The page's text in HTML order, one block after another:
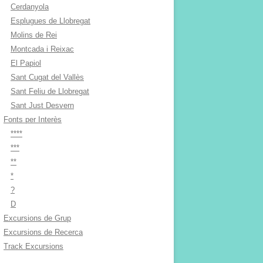
Cerdanyola
Esplugues de Llobregat
Molins de Rei
Montcada i Reixac
El Papiol
Sant Cugat del Vallès
Sant Feliu de Llobregat
Sant Just Desvern
Fonts per Interès
****
***
**
*
?
D
Excursions de Grup
Excursions de Recerca
Track Excursions